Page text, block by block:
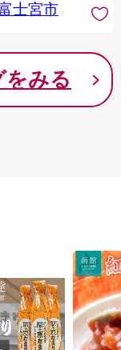
士宮市
みる